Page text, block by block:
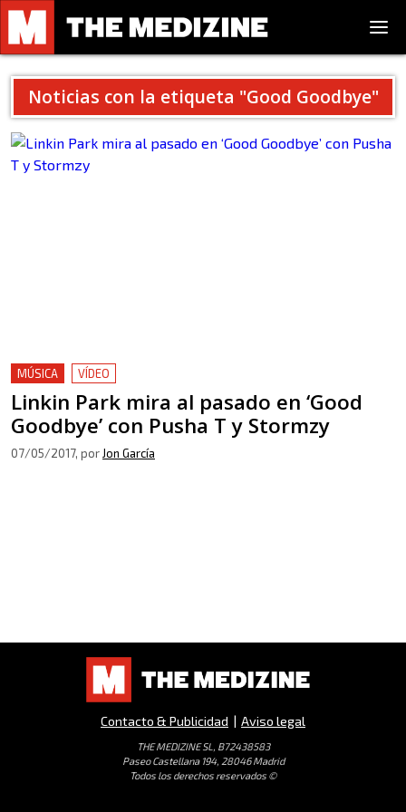
Noticias con la etiqueta "Good Goodbye"
MÚSICA VÍDEO
Linkin Park mira al pasado en ‘Good
Goodbye’ con Pusha T y Stormzy
07/05/2017, por Jon García
Contacto & Publicidad | Aviso legal
THE MEDIZINE SL, B72438583
Paseo Castellana 194, 28046 Madrid
Todos los derechos reservados ©